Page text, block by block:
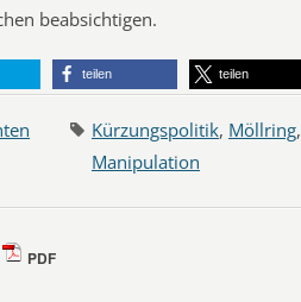
beabsichtigen.
teilen teilen
Kürzungspolitik, Möllring,
Manipulation
PDF